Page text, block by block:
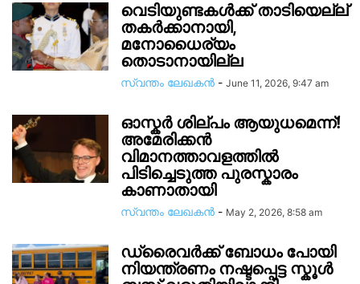
വെടിയുണ്ടകൾക്ക് താടിയെല്ല്
തകർക്കാനായി,
മനോധൈര്യം
തൊടാനായില്ല
സ്വന്തം ലേഖകന്‍ - June 11, 2026, 9:47 am
ഓസ്കർ ശില്പം ആയുധമെന്ന്!
അമേരിക്കൻ
വിമാനത്താവളത്തിൽ
പിടിച്ചെടുത്ത പുരസ്കാരം
കാണാതായി
സ്വന്തം ലേഖകന്‍ - May 2, 2026, 8:58 am
ഡ്രൈവ‍ർക്ക് ബോധം പോയി
നിയന്ത്രണം നഷ്ടപ്പെട്ട സ്കൂൾ